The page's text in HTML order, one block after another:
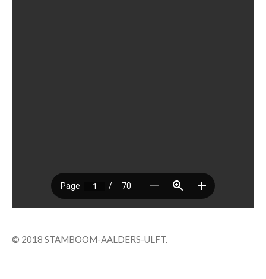
© 2018 STAMBOOM-AALDERS-ULFT.